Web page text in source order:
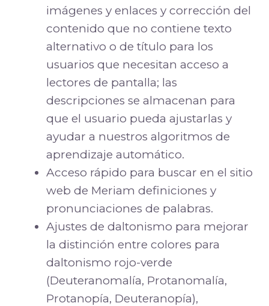
imágenes y enlaces y corrección del
contenido que no contiene texto
alternativo o de título para los
usuarios que necesitan acceso a
lectores de pantalla; las
descripciones se almacenan para
que el usuario pueda ajustarlas y
ayudar a nuestros algoritmos de
aprendizaje automático.
Acceso rápido para buscar en el sitio
web de Meriam definiciones y
pronunciaciones de palabras.
Ajustes de daltonismo para mejorar
la distinción entre colores para
daltonismo rojo-verde
(Deuteranomalía, Protanomalía,
Protanopía, Deuteranopía),